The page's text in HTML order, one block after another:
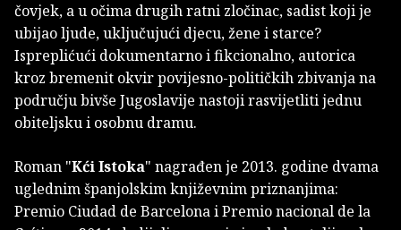
čovjek, a u očima drugih ratni zločinac, sadist koji je
ubijao ljude, uključujući djecu, žene i starce?
Ispreplićući dokumentarno i fikcionalno, autorica
kroz bremenit okvir povijesno-političkih zbivanja na
području bivše Jugoslavije nastoji rasvijetliti jednu
obiteljsku i osobnu dramu.
Roman "Kći Istoka" nagrađen je 2013. godine dvama
uglednim španjolskim književnim priznanjima:
Premio Ciudad de Barcelona i Premio nacional de la